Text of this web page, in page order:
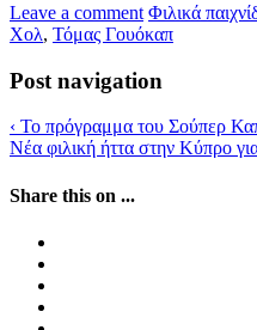
Leave a comment Φιλικά
Χολ, Τόμας Γουόκαπ
Post navigation
‹ Το πρόγραμμα του Σούπερ
Νέα φιλική ήττα στην Κύπρο
Share this on ...